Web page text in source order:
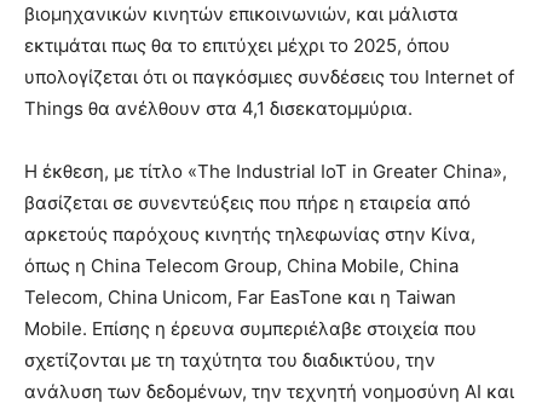
βιομηχανικών κινητών επικοινωνιών, και μάλιστα
εκτιμάται πως θα το επιτύχει μέχρι το 2025, όπου
υπολογίζεται ότι οι παγκόσμιες συνδέσεις του Internet of
Things θα ανέλθουν στα 4,1 δισεκατομμύρια.
Η έκθεση, με τίτλο «The Industrial IoT in Greater China»,
βασίζεται σε συνεντεύξεις που πήρε η εταιρεία από
αρκετούς παρόχους κινητής τηλεφωνίας στην Κίνα,
όπως η China Telecom Group, China Mobile, China
Telecom, China Unicom, Far EasTone και η Taiwan
Mobile. Επίσης η έρευνα συμπεριέλαβε στοιχεία που
σχετίζονται με τη ταχύτητα του διαδικτύου, την
ανάλυση των δεδομένων, την τεχνητή νοημοσύνη AI και